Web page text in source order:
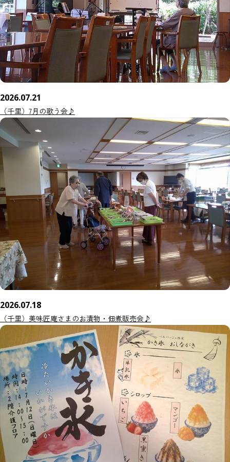
2026.07.21
（千里）7月の歌う会♪
2026.07.18
（千里）美味匠庵さまのお漬物・佃煮販売会♪